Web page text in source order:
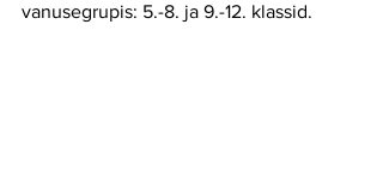
vanusegrupis: 5.-8. ja 9.-12. klassid.